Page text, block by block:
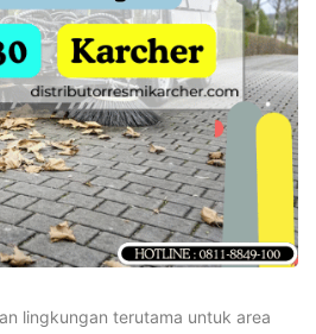
lingkungan terutama untuk area